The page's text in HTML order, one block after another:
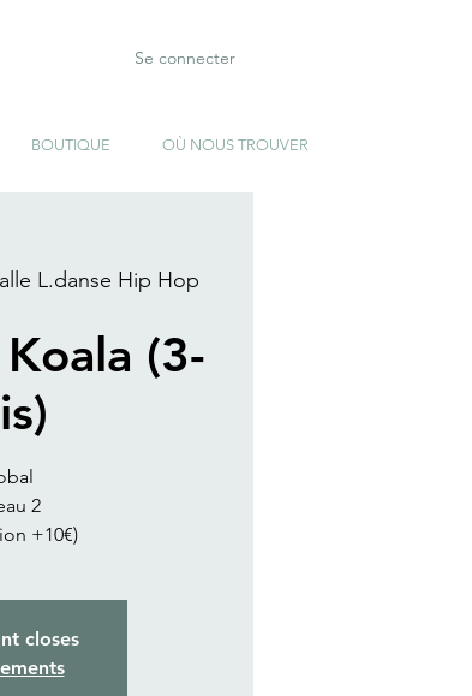
Se connecter
BOUTIQUE OÙ NOUS TROUVER
L.danse Hip Hop
(3-
2
+10€)
closes